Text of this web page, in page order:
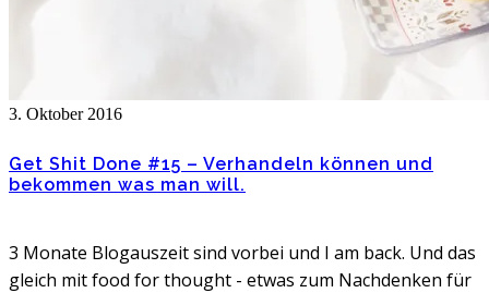
3. Oktober 2016
Get Shit Done #15 – Verhandeln können und
bekommen was man will.
3 Monate Blogauszeit sind vorbei und I am back. Und das
gleich mit food for thought - etwas zum Nachdenken für